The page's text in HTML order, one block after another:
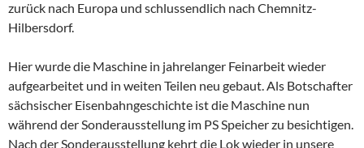
zurück nach Europa und schlussendlich nach Chemnitz-
Hilbersdorf.
Hier wurde die Maschine in jahrelanger Feinarbeit wieder
aufgearbeitet und in weiten Teilen neu gebaut. Als Botschafter
sächsischer Eisenbahngeschichte ist die Maschine nun
während der Sonderausstellung im PS Speicher zu besichtigen.
Nach der Sonderausstellung kehrt die Lok wieder in unsere